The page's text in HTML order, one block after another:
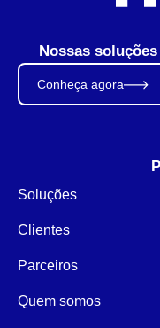
Nossas soluções
Conheça agora
Soluções
Clientes
Parceiros
Quem somos